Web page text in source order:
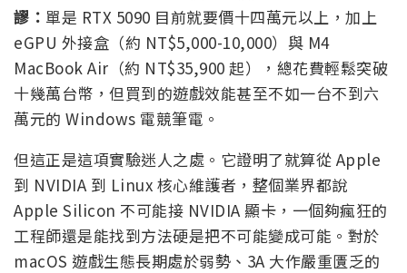
謬： 單是 RTX 5090 目前就要價十四萬元以上，加上
eGPU 外接盒（約 NT$5,000-10,000）與 M4
MacBook Air（約 NT$35,900 起），總花費輕鬆突破
十幾萬台幣，但買到的遊戲效能甚至不如一台不到六
萬元的 Windows 電競筆電。
但這正是這項實驗迷人之處。它證明了就算從 Apple
到 NVIDIA 到 Linux 核心維護者，整個業界都說
Apple Silicon 不可能接 NVIDIA 顯卡，一個夠瘋狂的
工程師還是能找到方法硬是把不可能變成可能。對於
macOS 遊戲生態長期處於弱勢、3A 大作嚴重匱乏的